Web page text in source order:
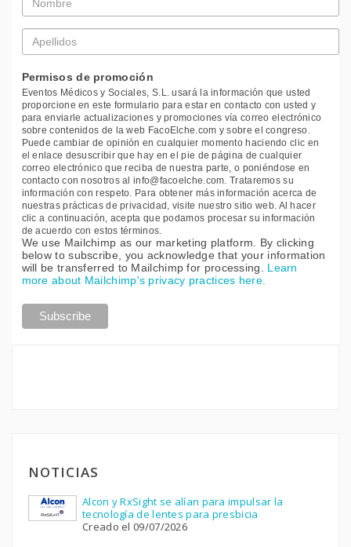
*
Apellidos
*
Permisos de promoción
Eventos Médicos y Sociales, S.L. usará la información que usted
proporcione en este formulario para estar en contacto con usted y
para enviarle actualizaciones y promociones vía correo electrónico
sobre contenidos de la web FacoElche.com y sobre el congreso.
Puede cambiar de opinión en cualquier momento haciendo clic en
el enlace desuscribir que hay en el pie de página de cualquier
correo electrónico que reciba de nuestra parte, o poniéndose en
contacto con nosotros al info@facoelche.com. Trataremos su
información con respeto. Para obtener más información acerca de
nuestras prácticas de privacidad, visite nuestro sitio web. Al hacer
clic a continuación, acepta que podamos procesar su información
de acuerdo con estos términos.
We use Mailchimp as our marketing platform. By clicking
below to subscribe, you acknowledge that your information
will be transferred to Mailchimp for processing. Learn
more about Mailchimp's privacy practices here.
NOTICIAS
Alcon y RxSight se alían para impulsar la
tecnología de lentes para presbicia
Creado el 09/07/2026